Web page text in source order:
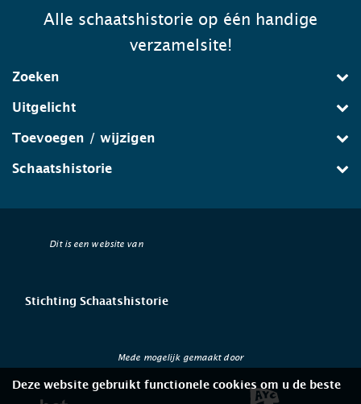
Alle schaatshistorie op één handige
verzamelsite!
Zoeken
Uitgelicht
Toevoegen / wijzigen
Schaatshistorie
Dit is een website van
Stichting Schaatshistorie
Mede mogelijk gemaakt door
Deze website gebruikt functionele cookies om u de beste